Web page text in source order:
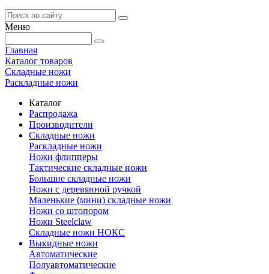
Меню
Главная
Каталог товаров
Складные ножи
Раскладные ножи
Каталог
Распродажа
Производители
Складные ножи
Раскладные ножи
Ножи флипперы
Тактические складные ножи
Большие складные ножи
Ножи с деревянной ручкой
Маленькие (мини) складные ножи
Ножи со штопором
Ножи Steelclaw
Складные ножи НОКС
Выкидные ножи
Автоматические
Полуавтоматические